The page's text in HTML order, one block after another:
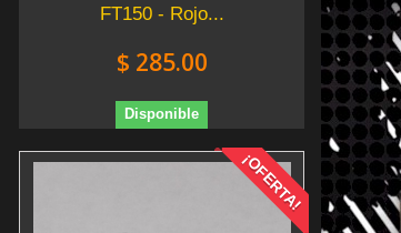
FT150 - Rojo...
$ 285.00
Disponible
¡OFERTA!